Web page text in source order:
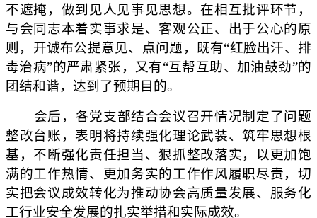
不遮掩，做到见人见事见思想。在相互批评环节，
与会同志本着实事求是、客观公正、出于公心的原
则，开诚布公提意见、点问题，既有“红脸出汗、排
毒治病”的严肃紧张，又有“互帮互助、加油鼓劲”的
团结和谐，达到了预期目的。
会后，各党支部结合会议召开情况制定了问题
整改台账，表明将持续强化理论武装、筑牢思想根
基，不断强化责任担当、狠抓整改落实，以更加饱
满的工作热情、更加务实的工作作风履职尽责，切
实把会议成效转化为推动协会高质量发展、服务化
工行业安全发展的扎实举措和实际成效。